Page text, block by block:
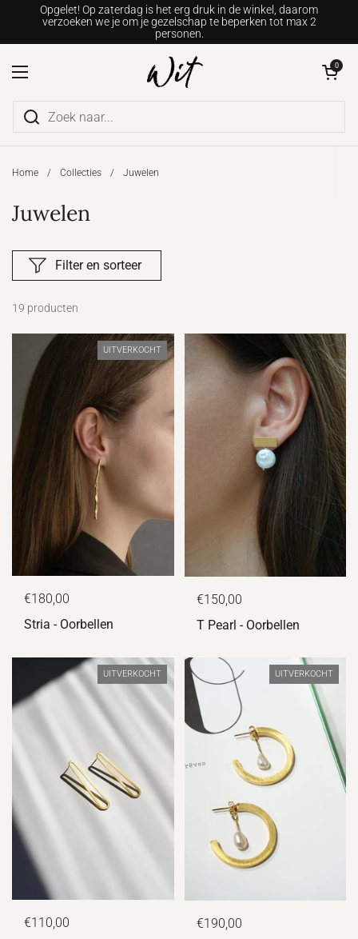
Ga naar content
Opgelet! Op zaterdag is het erg druk in de winkel, daarom
verzoeken we je om je gezelschap te beperken tot max 2
personen.
Menu openen
Winkelwagentje
0
Home / Collecties / Juwelen
Juwelen
19 producten
Filter en sorteer
€180,00
Stria - Oorbellen
UITVERKOCHT
€150,00
T Pearl - Oorbellen
€110,00
UITVERKOCHT
€190,00
UITVERKOCHT